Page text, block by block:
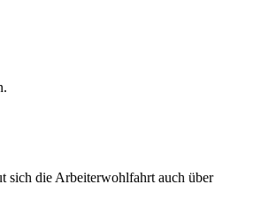
sich die Arbeiterwohlfahrt auch über